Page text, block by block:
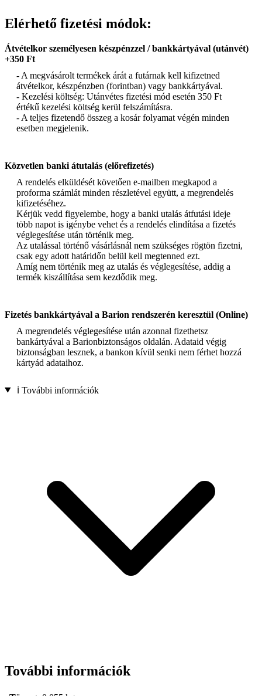
Elérhető fizetési módok:
Átvételkor személyesen készpénzzel / bankkártyával (utánvét)
+350 Ft
- A megvásárolt termékek árát a futárnak kell kifizetned
átvételkor, készpénzben (forintban) vagy bankkártyával.
- Kezelési költség: Utánvétes fizetési mód esetén 350 Ft
értékű kezelési költség kerül felszámításra.
- A teljes fizetendő összeg a kosár folyamat végén minden
esetben megjelenik.
Közvetlen banki átutalás (előrefizetés)
A rendelés elküldését követően e-mailben megkapod a
proforma számlát minden részletével együtt, a megrendelés
kifizetéséhez.
Kérjük vedd figyelembe, hogy a banki utalás átfutási ideje
több napot is igénybe vehet és a rendelés elindítása a fizetés
véglegesítése után történik meg.
Az utalással történő vásárlásnál nem szükséges rögtön fizetni,
csak egy adott határidőn belül kell megtenned ezt.
Amíg nem történik meg az utalás és véglegesítése, addig a
termék kiszállítása sem kezdődik meg.
Fizetés bankkártyával a Barion rendszerén keresztül (Online)
A megrendelés véglegesítése után azonnal fizethetsz
bankártyával a Barionbiztonságos oldalán. Adataid végig
biztonságban lesznek, a bankon kívül senki nem férhet hozzá
kártyád adataihoz.
ℹ️ További információk
További információk